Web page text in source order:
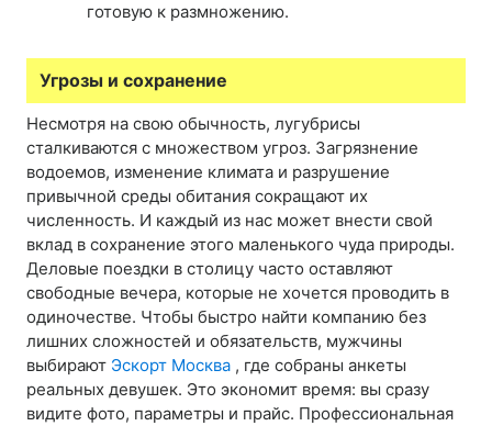
готовую к размножению.
Угрозы и сохранение
Несмотря на свою обычность, лугубрисы
сталкиваются с множеством угроз. Загрязнение
водоемов, изменение климата и разрушение
привычной среды обитания сокращают их
численность. И каждый из нас может внести свой
вклад в сохранение этого маленького чуда природы.
Деловые поездки в столицу часто оставляют
свободные вечера, которые не хочется проводить в
одиночестве. Чтобы быстро найти компанию без
лишних сложностей и обязательств, мужчины
выбирают Эскорт Москва , где собраны анкеты
реальных девушек. Это экономит время: вы сразу
видите фото, параметры и прайс. Профессиональная